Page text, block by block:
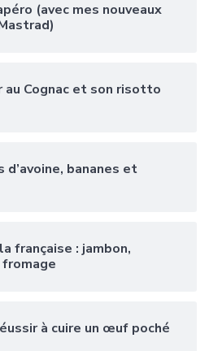
(avec mes nouveaux
au Cognac et son risotto
d’avoine, bananes et
française : jambon,
à cuire un œuf poché